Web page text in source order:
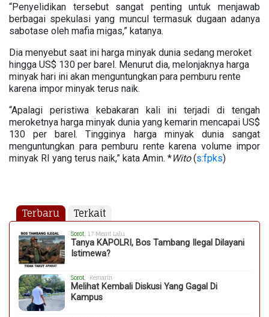
“Penyelidikan tersebut sangat penting untuk menjawab
berbagai spekulasi yang muncul termasuk dugaan adanya
sabotase oleh mafia migas,” katanya.
Dia menyebut saat ini harga minyak dunia sedang meroket
hingga US$ 130 per barel. Menurut dia, melonjaknya harga
minyak hari ini akan menguntungkan para pemburu rente
karena impor minyak terus naik.
“Apalagi peristiwa kebakaran kali ini terjadi di tengah
meroketnya harga minyak dunia yang kemarin mencapai US$
130 per barel. Tingginya harga minyak dunia sangat
menguntungkan para pemburu rente karena volume impor
minyak RI yang terus naik,” kata Amin. *Wito(s:fpks)
Terbaru Terkait
Sorot , 17 Menit Lalu
Tanya KAPOLRI, Bos Tambang Ilegal Dilayani
Istimewa?
Sorot , Kemarin
Melihat Kembali Diskusi Yang Gagal Di
Kampus